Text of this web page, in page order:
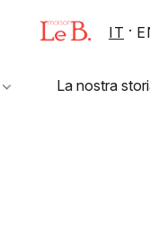
IT
La nostra